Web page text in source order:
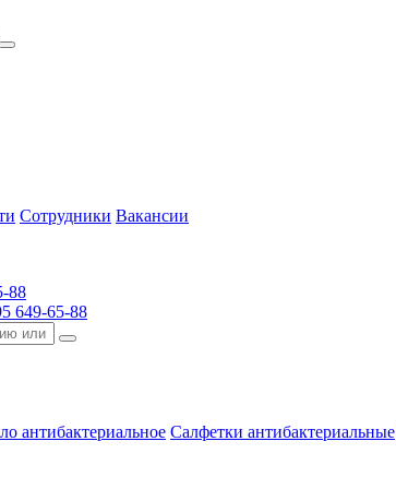
Сотрудники Вакансии
88
649-65-88
антибактериальное Салфетки антибактериальные